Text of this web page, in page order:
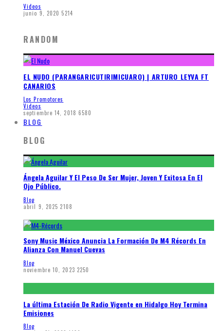
Videos
junio 9, 2020 5214
RANDOM
EL NUDO (PARANGARICUTIRIMICUARO) | ARTURO LEYVA FT
CANARIOS
Los Promotores
Videos
septiembre 14, 2018 6580
BLOG
BLOG
Ángela Aguilar Y El Peso De Ser Mujer, Joven Y Exitosa En El
Ojo Público.
Blog
abril 9, 2025 2108
Sony Music México Anuncia La Formación De M4 Récords En
Alianza Con Manuel Cuevas
Blog
noviembre 10, 2023 2250
La última Estación De Radio Vigente en Hidalgo Hoy Termina
Emisiones
Blog